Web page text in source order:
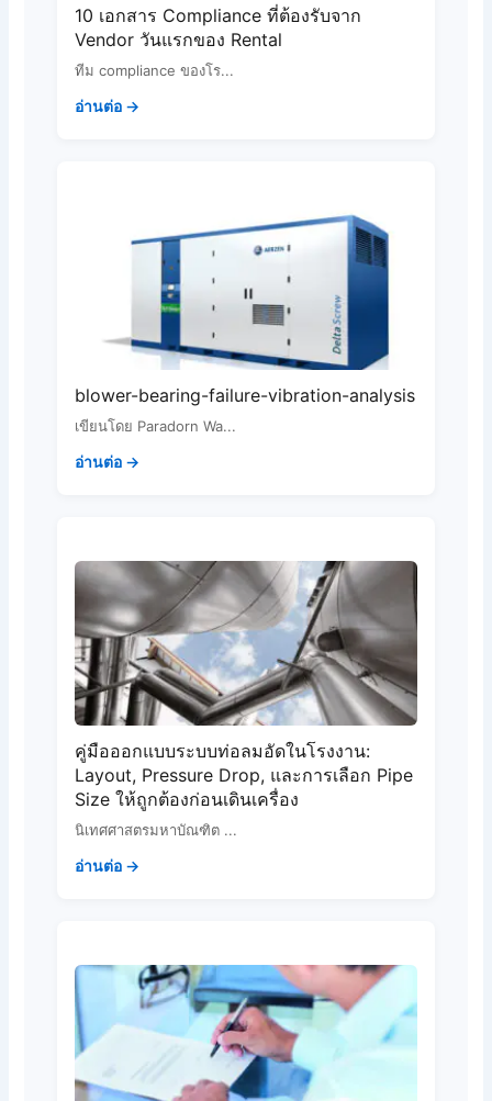
10 เอกสาร Compliance ที่ต้องรับจาก
Vendor วันแรกของ Rental
ทีม compliance ของโร...
อ่านต่อ →
blower-bearing-failure-vibration-analysis
เขียนโดย Paradorn Wa...
อ่านต่อ →
คู่มือออกแบบระบบท่อลมอัดในโรงงาน:
Layout, Pressure Drop, และการเลือก Pipe
Size ให้ถูกต้องก่อนเดินเครื่อง
นิเทศศาสตรมหาบัณฑิต ...
อ่านต่อ →